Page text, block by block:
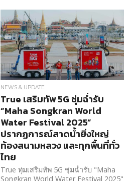
NEWS & UPDATE
True เสริมทัพ 5G ชุ่มฉ่ำรับ
“Maha Songkran World
Water Festival 2025”
ปรากฏการณ์สาดน้ำยิ่งใหญ่
ท้องสนามหลวง และทุกพื้นที่ทั่ว
ไทย
True ทุ่มเสริมทัพ 5G ชุ่มฉ่ำรับ "Maha
Songkran World Water Festival 2025"